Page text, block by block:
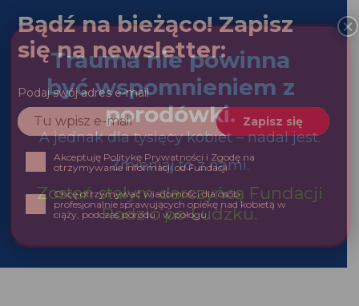
Bądź na bieżąco! Zapisz
się na newsletter:
Podaj swój adres e-mail
Akceptuję Politykę Prywatności i Zgodę na
otrzymywanie informacji od Fundacji
Chcę otrzymywać wiadomości dla osób profesjonalnie
sprawujących opiekę nad kobietą w ciąży, podczas
porodu i w połogu